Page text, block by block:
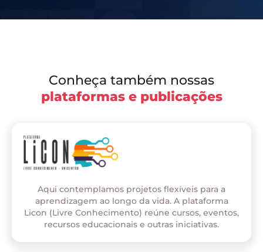
Conheça também nossas
plataformas e publicações
Aqui contemplamos projetos flexíveis para a
aprendizagem ao longo da vida. A plataforma
Licon (Livre Conhecimento) reúne cursos, eventos,
recursos educacionais e outras iniciativas.